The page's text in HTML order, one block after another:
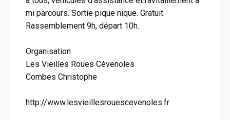
mi parcours. Sortie pique nique. Gratuit.
Rassemblement 9h, départ 10h.
Organisation
Les Vieilles Roues Cévenoles
Combes Christophe
http://www.lesvieillesrouescevenoles.fr